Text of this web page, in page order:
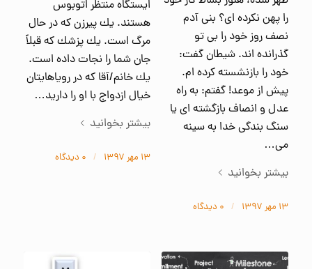
را پهن نکرده ای؟ بنی آدم
نصف روز خود را بی تو
گذرانده اند. شیطان گفت:
خود را بازنشسته کرده ام.
پیش از موعد! گفتم: به راه
عدل و انصاف بازگشته ای یا
سنگ بندگی خدا به سینه
می…
بیشتر بخوانید
۱۳ مهر ۱۳۹۷ / ۰ دیدگاه‌
ايستگاه منتظر اتوبوس
هستند. يك پيرزن كه در حال
مرگ است. يك پزشك كه قبلاً
جان شما را نجات داده است.
يك خانم/آقا كه در روياهايتان
خيال ازدواج با او را داريد…
بیشتر بخوانید
۱۳ مهر ۱۳۹۷ / ۰ دیدگاه‌